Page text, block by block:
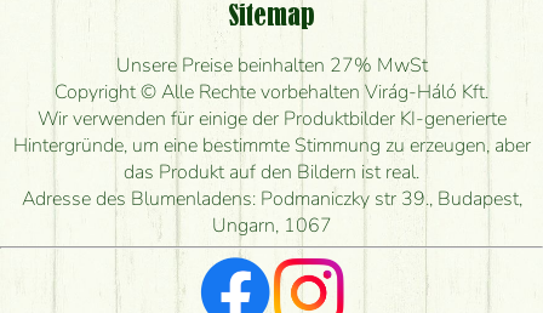
Ist eine Bestellung für ländliche Gebiete möglich?
Wie lange kann ich heute Blumen mit Lieferung
bestellen?
Wie schnell können Sie den Blumenstrauß
herstellen und wann können Sie ihn frühestens
liefern?
Ich suche rote Rosen, hast du welche?
Sitemap
Unsere Preise beinhalten 27% MwSt
Copyright © Alle Rechte vorbehalten Virág-Háló Kft.
Wir verwenden für einige der Produktbilder KI-generierte
Hintergründe, um eine bestimmte Stimmung zu erzeugen, aber
das Produkt auf den Bildern ist real.
Adresse des Blumenladens: Podmaniczky str 39., Budapest,
Ungarn, 1067